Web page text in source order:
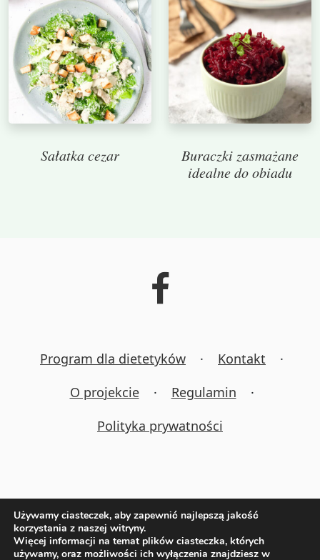
Sałatka cezar
Buraczki zasmażane
idealne do obiadu
Program dla dietetyków · Kontakt
·
O projekcie
· Regulamin
·
Polityka prywatności
+ DODAJ PRZEPIS
Używamy ciasteczek, aby zapewnić najlepszą jakość
korzystania z naszej witryny.
Więcej informacji na temat plików ciasteczka, których
używamy, oraz możliwości ich wyłączenia znajdziesz w